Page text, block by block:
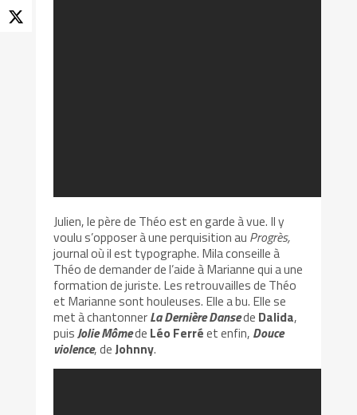
Julien, le père de Théo est en garde à vue. Il y
voulu s’opposer à une perquisition au Progrès,
journal où il est typographe. Mila conseille à
Théo de demander de l’aide à Marianne qui a une
formation de juriste. Les retrouvailles de Théo
et Marianne sont houleuses. Elle a bu. Elle se
met à chantonnerLa Dernière Dansede Dalida,
puisJolie Mômede Léo Ferréet enfin, Douce
violence, deJohnny.